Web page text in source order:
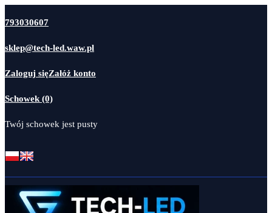
793030607
sklep@tech-led.waw.pl
Zaloguj sięZałóż konto
Schowek (0)
Twój schowek jest pusty